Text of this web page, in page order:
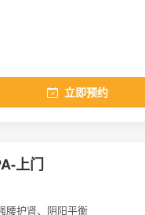
立即预约
上门
腰护肾、阴阳平衡